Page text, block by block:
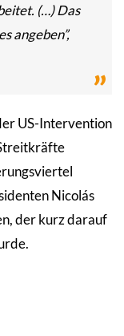
(…) Das
angeben”,
US-Intervention
Nicolás
der kurz darauf